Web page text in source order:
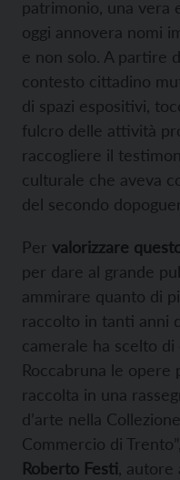
patrimonio, una vera
oggi annovera nomi
e non solo. A partire
contesto cittadino
di spazi espositivi,
fulcro delle attività
raccogliere il
culturale che aveva
del secondo
Per valorizzare
per dare al grande
ammirare quanto di
raccolto in tanti anni
camerale ha scelto di
Roccabruna le
raccolta in una
d’arte nella
Commercio di
Roberto Festi ,